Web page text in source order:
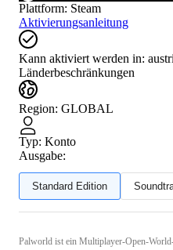
Plattform: Steam
Aktivierungsanleitung
Kann aktiviert werden in:
Länderbeschränkungen
Region: GLOBAL
Typ: Konto
Ausgabe:
Standard Edition
Palworld ist ein Multiplayer-Open-